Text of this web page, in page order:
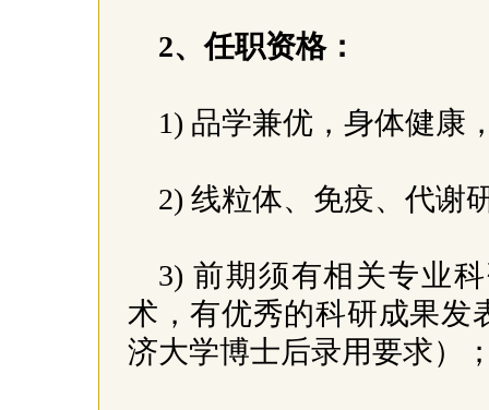
2、任职资格：
1) 品学兼优，身体健康
2) 线粒体、免疫、代谢
3) 前期须有相关专业
术，有优秀的科研成果发
济大学博士后录用要求）